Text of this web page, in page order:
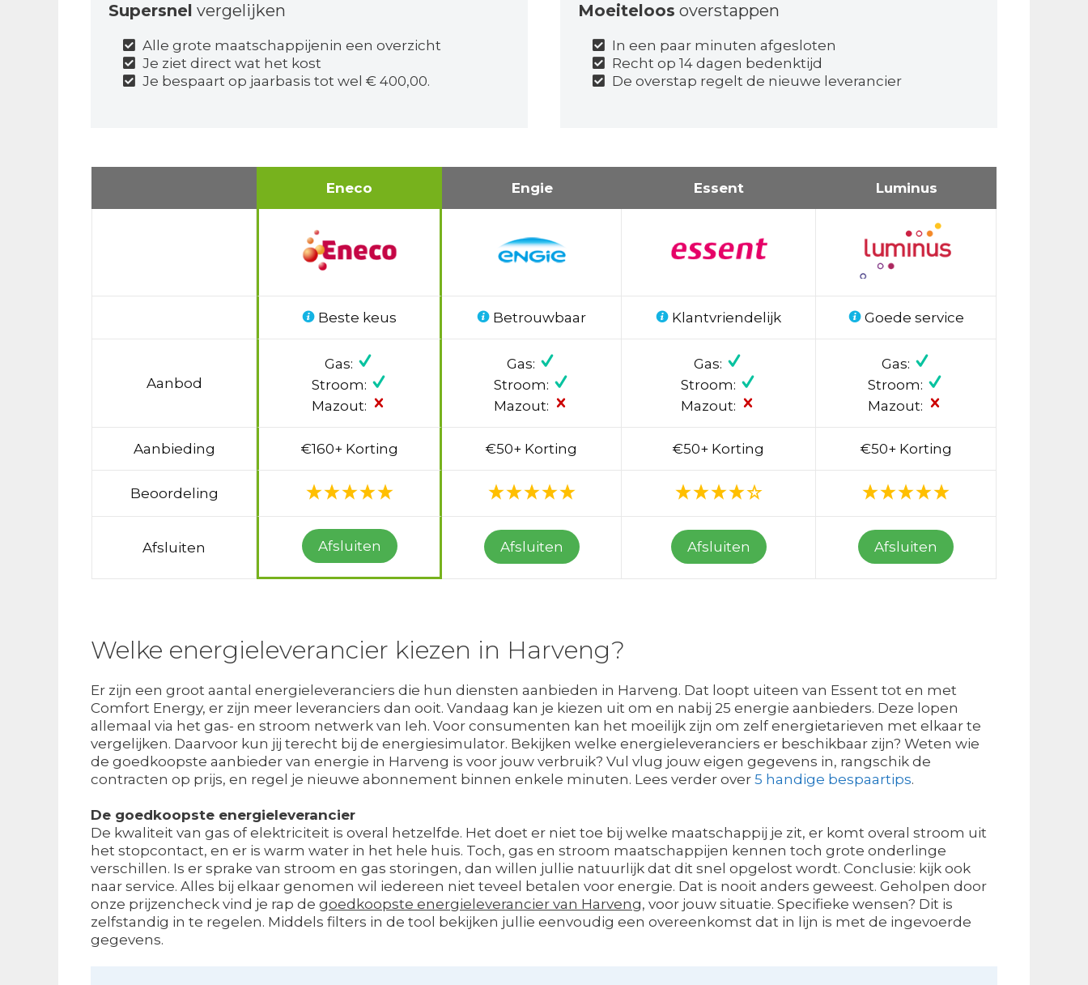
Supersnel vergelijken
Alle grote maatschappijenin een overzicht
Je ziet direct wat het kost
Je bespaart op jaarbasis tot wel € 400,00.
Moeiteloos overstappen
In een paar minuten afgesloten
Recht op 14 dagen bedenktijd
De overstap regelt de nieuwe leverancier
Eneco Engie Essent Luminus
Beste keus Betrouwbaar Klantvriendelijk Goede service
Aanbod
Gas:
Stroom:
Mazout:
Gas:
Stroom:
Mazout:
Gas:
Stroom:
Mazout:
Gas:
Stroom:
Mazout:
Aanbieding €160+ Korting €50+ Korting €50+ Korting €50+ Korting
Beoordeling
Afsluiten Afsluiten Afsluiten Afsluiten Afsluiten
Welke energieleverancier kiezen in Harveng?
Er zijn een groot aantal energieleveranciers die hun diensten aanbieden in Harveng. Dat loopt uiteen van Essent tot en met
Comfort Energy, er zijn meer leveranciers dan ooit. Vandaag kan je kiezen uit om en nabij 25 energie aanbieders. Deze lopen
allemaal via het gas- en stroom netwerk van Ieh. Voor consumenten kan het moeilijk zijn om zelf energietarieven met elkaar te
vergelijken. Daarvoor kun jij terecht bij de energiesimulator. Bekijken welke energieleveranciers er beschikbaar zijn? Weten wie
de goedkoopste aanbieder van energie in Harveng is voor jouw verbruik? Vul vlug jouw eigen gegevens in, rangschik de
contracten op prijs, en regel je nieuwe abonnement binnen enkele minuten. Lees verder over 5 handige bespaartips.
De goedkoopste energieleverancier
De kwaliteit van gas of elektriciteit is overal hetzelfde. Het doet er niet toe bij welke maatschappij je zit, er komt overal stroom uit
het stopcontact, en er is warm water in het hele huis. Toch, gas en stroom maatschappijen kennen toch grote onderlinge
verschillen. Is er sprake van stroom en gas storingen, dan willen jullie natuurlijk dat dit snel opgelost wordt. Conclusie: kijk ook
naar service. Alles bij elkaar genomen wil iedereen niet teveel betalen voor energie. Dat is nooit anders geweest. Geholpen door
onze prijzencheck vind je rap de goedkoopste energieleverancier van Harveng, voor jouw situatie. Specifieke wensen? Dit is
zelfstandig in te regelen. Middels filters in de tool bekijken jullie eenvoudig een overeenkomst dat in lijn is met de ingevoerde
gegevens.